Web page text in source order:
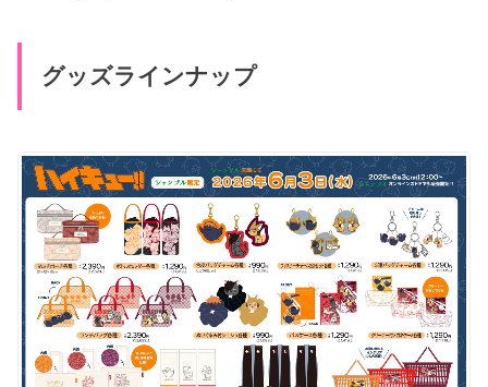
グッズラインナップ